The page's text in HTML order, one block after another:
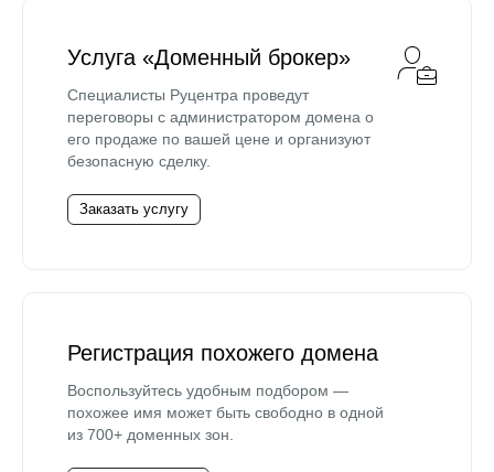
Услуга «Доменный брокер»
Специалисты Руцентра проведут
переговоры с администратором домена о
его продаже по вашей цене и организуют
безопасную сделку.
Заказать услугу
Регистрация похожего домена
Воспользуйтесь удобным подбором —
похожее имя может быть свободно в одной
из 700+ доменных зон.